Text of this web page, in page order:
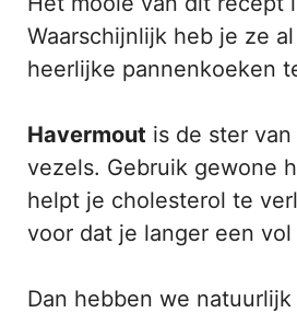
Waarschijnlijk heb je ze
heerlijke pannenkoeken
Havermout is de ster
vezels. Gebruik gewone
helpt je cholesterol te
voor dat je langer een
Dan hebben we natuurlijk